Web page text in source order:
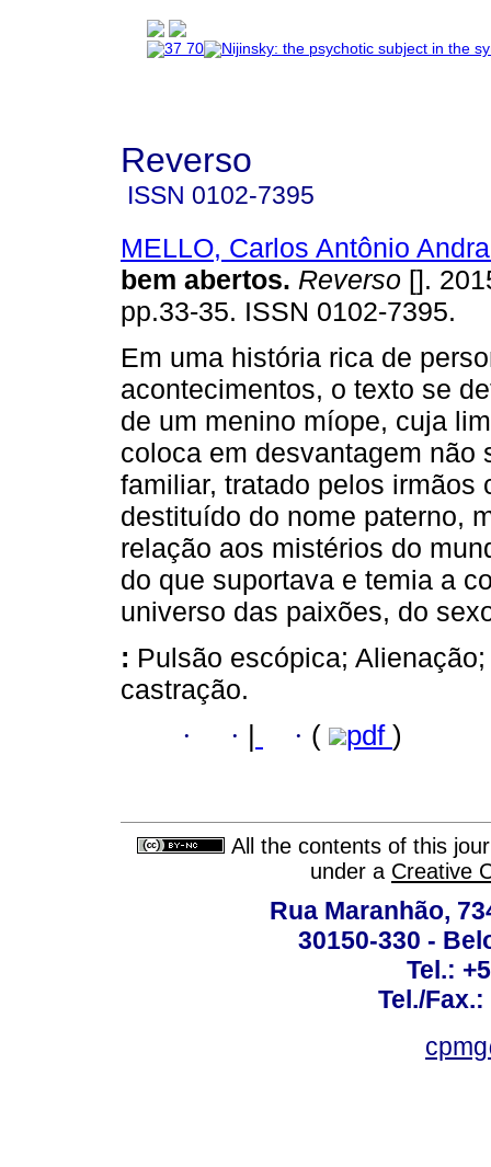
Reverso
ISSN 0102-7395
MELLO, Carlos Antônio
bem abertos. Reverso [].
pp.33-35. ISSN 0102-7395.
Em uma história rica de
acontecimentos, o texto se
de um menino míope, cuja
coloca em desvantagem não
familiar, tratado pelos irmãos
destituído do nome paterno,
relação aos mistérios do
do que suportava e temia a
universo das paixões, do
: Pulsão escópica;
castração.
· · · ( pdf )
All the contents of this
under a Creative
Rua Maranhão,
30150-330 -
Tel.:
Tel./Fax.: